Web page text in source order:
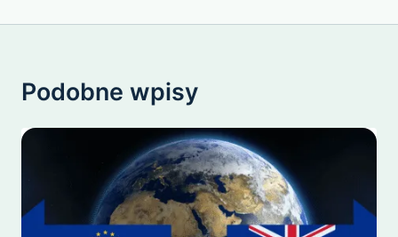
Podobne wpisy